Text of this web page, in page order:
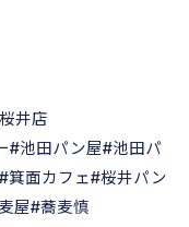
井店
#池田パン屋#池田パ
箕面カフェ#桜井パン
屋#蕎麦慎